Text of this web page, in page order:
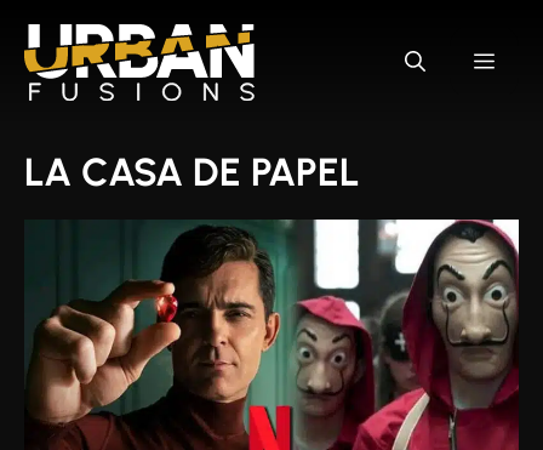
contenu
LA CASA DE PAPEL